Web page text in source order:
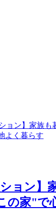
ョン】
の家"で